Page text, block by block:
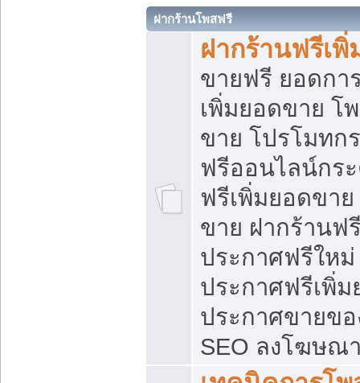
ฝากร้านโพสฟรี
ฝากร้านฟรีเ
ขายฟรี ยอดกา
เพิ่มยอดขาย โ
ขาย โปรโมทก
ฟรีออนไลน์กร
ฟรีเพิ่มยอดขา
ขาย ฝากร้านฟ
ประกาศฟรีใหม่
ประกาศฟรีเพิ่
ประกาศขายข
SEO ลงโฆษณ